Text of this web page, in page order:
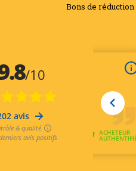
Bons de réduction